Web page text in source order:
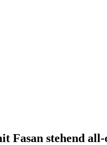
Fasan stehend